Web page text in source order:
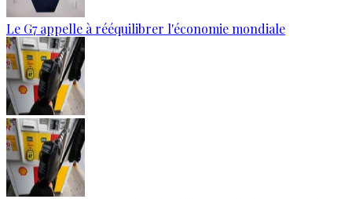
Le G7 appelle à rééquilibrer l'économie mondiale